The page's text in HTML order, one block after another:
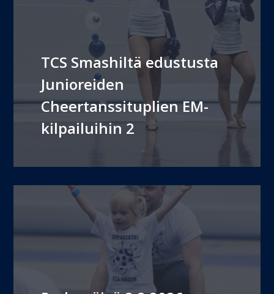
TCS Smashiltä edustusta
Junioreiden
Cheertanssituplien EM-
kilpailuihin 2